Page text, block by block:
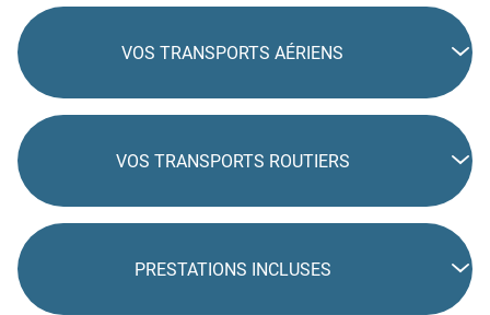
VOS TRANSPORTS AÉRIENS
VOS TRANSPORTS ROUTIERS
PRESTATIONS INCLUSES